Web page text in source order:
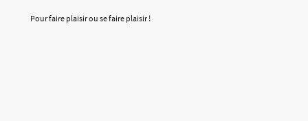
Pour faire plaisir ou se faire plaisir !